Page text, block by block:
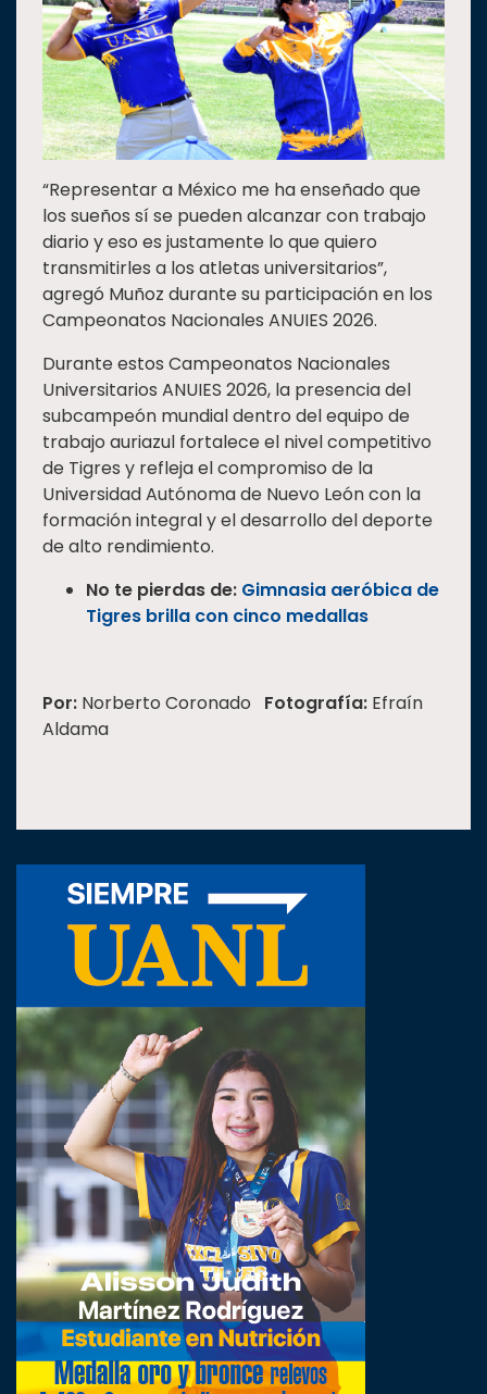
“Representar a México me ha enseñado que
los sueños sí se pueden alcanzar con trabajo
diario y eso es justamente lo que quiero
transmitirles a los atletas universitarios”,
agregó Muñoz durante su participación en los
Campeonatos Nacionales ANUIES 2026.
Durante estos Campeonatos Nacionales
Universitarios ANUIES 2026, la presencia del
subcampeón mundial dentro del equipo de
trabajo auriazul fortalece el nivel competitivo
de Tigres y refleja el compromiso de la
Universidad Autónoma de Nuevo León con la
formación integral y el desarrollo del deporte
de alto rendimiento.
No te pierdas de: Gimnasia aeróbica de
Tigres brilla con cinco medallas
Por: Norberto Coronado Fotografía: Efraín
Aldama